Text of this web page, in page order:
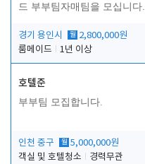
드 부부팀자매팀을 모십니다.
경기 용인시 월 2,800,000원
룸메이드
1년 이상
호텔준
부부팀 모집합니다.
인천 중구 월 5,000,000원
객실 및 호텔청소
경력무관